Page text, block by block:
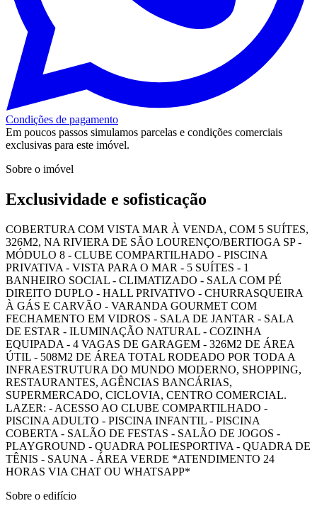
Condições de pagamento
Em poucos passos simulamos parcelas e condições comerciais
exclusivas para este imóvel.
Sobre o imóvel
Exclusividade e sofisticação
COBERTURA COM VISTA MAR À VENDA, COM 5 SUÍTES,
326M2, NA RIVIERA DE SÃO LOURENÇO/BERTIOGA SP -
MÓDULO 8 - CLUBE COMPARTILHADO - PISCINA
PRIVATIVA - VISTA PARA O MAR - 5 SUÍTES - 1
BANHEIRO SOCIAL - CLIMATIZADO - SALA COM PÉ
DIREITO DUPLO - HALL PRIVATIVO - CHURRASQUEIRA
À GÁS E CARVÃO - VARANDA GOURMET COM
FECHAMENTO EM VIDROS - SALA DE JANTAR - SALA
DE ESTAR - ILUMINAÇÃO NATURAL - COZINHA
EQUIPADA - 4 VAGAS DE GARAGEM - 326M2 DE ÁREA
ÚTIL - 508M2 DE ÁREA TOTAL RODEADO POR TODA A
INFRAESTRUTURA DO MUNDO MODERNO, SHOPPING,
RESTAURANTES, AGÊNCIAS BANCÁRIAS,
SUPERMERCADO, CICLOVIA, CENTRO COMERCIAL.
LAZER: - ACESSO AO CLUBE COMPARTILHADO -
PISCINA ADULTO - PISCINA INFANTIL - PISCINA
COBERTA - SALÃO DE FESTAS - SALÃO DE JOGOS -
PLAYGROUND - QUADRA POLIESPORTIVA - QUADRA DE
TÊNIS - SAUNA - ÁREA VERDE *ATENDIMENTO 24
HORAS VIA CHAT OU WHATSAPP*
Sobre o edifício